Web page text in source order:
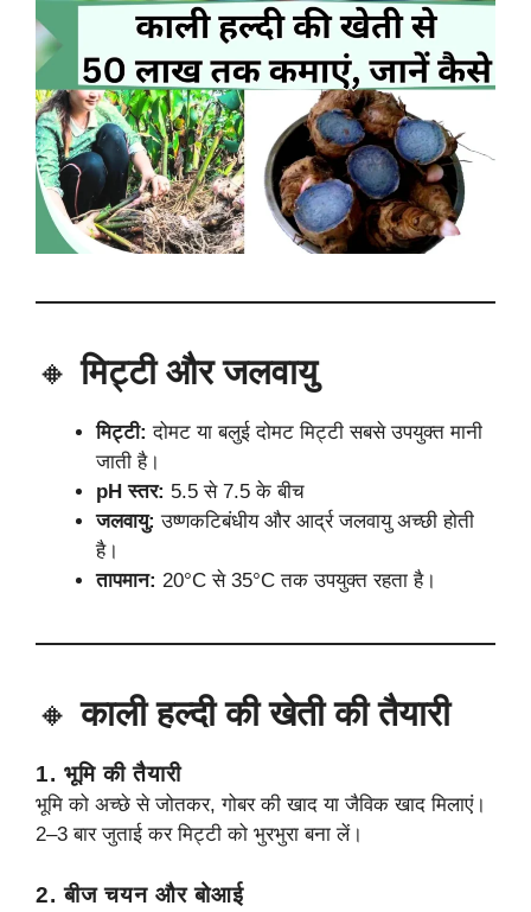
🔸मिट्टी और जलवायु
मिट्टी: दोमट या बलुई दोमट मिट्टी सबसे उपयुक्त मानी
जाती है।
pH स्तर: 5.5 से 7.5 के बीच
जलवायु: उष्णकटिबंधीय और आर्द्र जलवायु अच्छी होती
है।
तापमान: 20°C से 35°C तक उपयुक्त रहता है।
🔸काली हल्दी की खेती की तैयारी
1. भूमि की तैयारी
भूमि को अच्छे से जोतकर, गोबर की खाद या जैविक खाद मिलाएं।
2–3 बार जुताई कर मिट्टी को भुरभुरा बना लें।
2.बीज चयन और बोआई